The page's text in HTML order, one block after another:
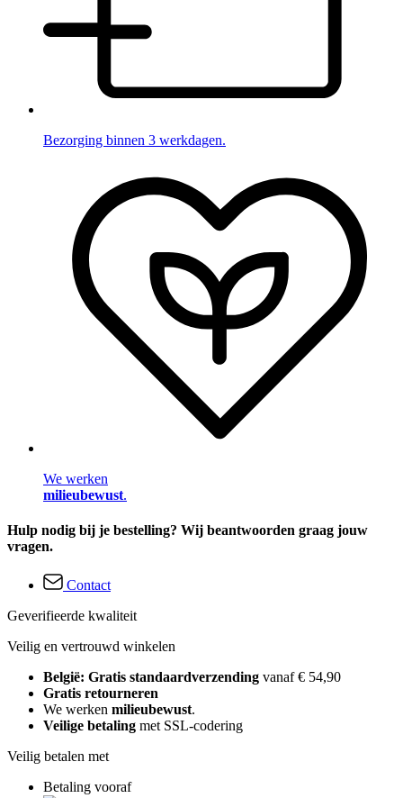
Bezorging binnen 3 werkdagen.
We werken
milieubewust.
Hulp nodig bij je bestelling? Wij beantwoorden graag jouw
vragen.
Contact
Geverifieerde kwaliteit
Veilig en vertrouwd winkelen
België: Gratis standaardverzending vanaf € 54,90
Gratis retourneren
We werken milieubewust.
Veilige betaling met SSL-codering
Veilig betalen met
Betaling vooraf